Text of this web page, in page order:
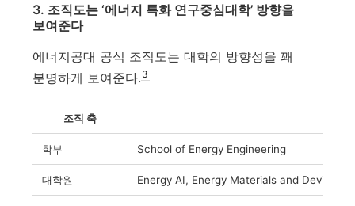
3. 조직도는 ‘에너지 특화 연구중심대학’ 방향을
보여준다
에너지공대 공식 조직도는 대학의 방향성을 꽤
분명하게 보여준다.3
조직 축
학부 School of Energy Engineering
대학원 Energy AI, Energy Materials and Devices,